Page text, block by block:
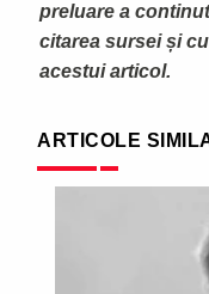
preluare a
citarea sursei și
acestui articol.
ARTICOLE